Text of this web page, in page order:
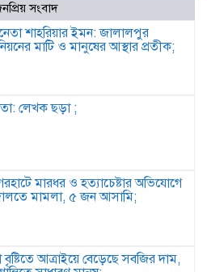
সংবাদ
শাহরিয়ার ইমন: জালালপুর
মাটি ও মানুষের আস্থার প্রতীক;
লেখক ছড়া ;
মারধর ও হত্যাচেষ্টার অভিযোগে
মামলা, ৫ জন আসামি;
বৃষ্টিতে আত্রাইয়ে বেড়েছে সবজির দাম,